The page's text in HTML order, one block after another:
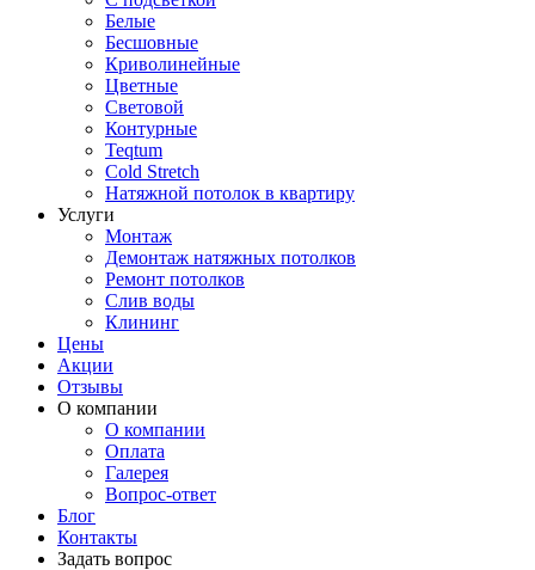
Белые
Бесшовные
Криволинейные
Цветные
Световой
Контурные
Teqtum
Cold Stretch
Натяжной потолок в квартиру
Услуги
Монтаж
Демонтаж натяжных потолков
Ремонт потолков
Слив воды
Клининг
Цены
Акции
Отзывы
О компании
О компании
Оплата
Галерея
Вопрос-ответ
Блог
Контакты
Задать вопрос